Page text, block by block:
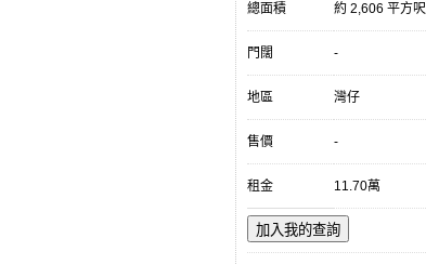
總面積 約 2,606 平方呎
門闊 -
地區 灣仔
售價 -
租金 11.70萬
加入我的查詢